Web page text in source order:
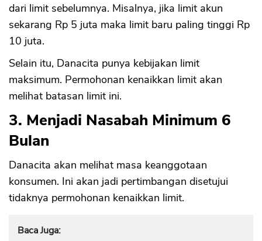
dari limit sebelumnya. Misalnya, jika limit akun
sekarang Rp 5 juta maka limit baru paling tinggi Rp
10 juta.
Selain itu, Danacita punya kebijakan limit
maksimum. Permohonan kenaikkan limit akan
melihat batasan limit ini.
3. Menjadi Nasabah Minimum 6
Bulan
Danacita akan melihat masa keanggotaan
konsumen. Ini akan jadi pertimbangan disetujui
tidaknya permohonan kenaikkan limit.
Baca Juga: